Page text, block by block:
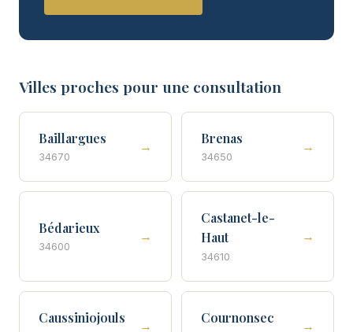
Villes proches pour une consultation
Baillargues
34670
→
Brenas
34650
→
Bédarieux
34600
→
Castanet-le-
Haut
34610
→
Caussiniojouls
→
Cournonsec
→